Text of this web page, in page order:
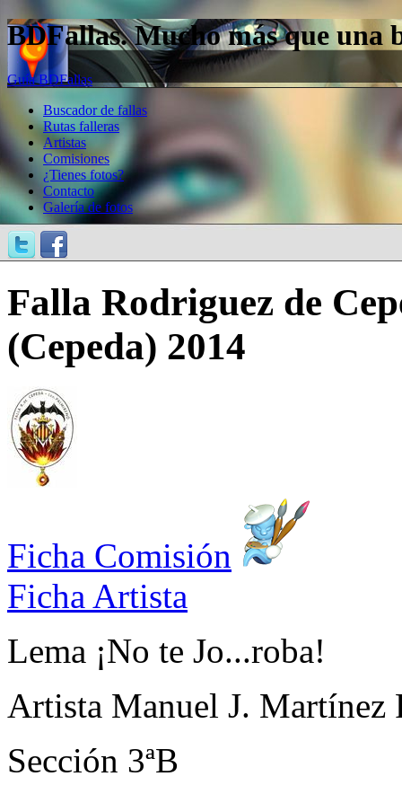
BDFallas. Mucho más que una
Guía BDFallas
Buscador de fallas
Rutas falleras
Artistas
Comisiones
¿Tienes fotos?
Contacto
Galería de fotos
Falla Rodriguez de
(Cepeda) 2014
Ficha Comisión
Ficha Artista
Lema ¡No te Jo...roba!
Artista Manuel J. Martínez
Sección 3ªB